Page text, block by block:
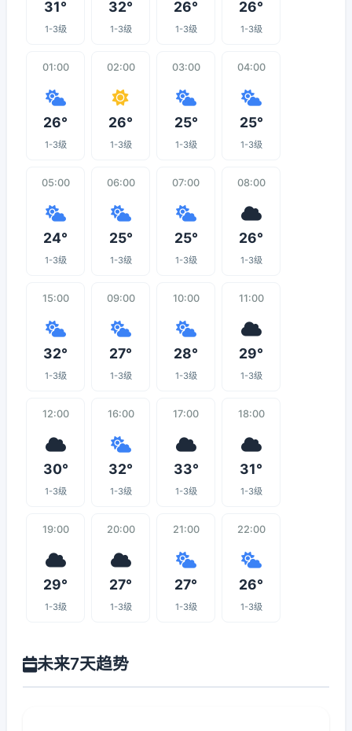
31°
1-3级
32°
1-3级
26°
1-3级
26°
1-3级
01:00
26°
1-3级
02:00
26°
1-3级
03:00
25°
1-3级
04:00
25°
1-3级
05:00
24°
1-3级
06:00
25°
1-3级
07:00
25°
1-3级
08:00
26°
1-3级
15:00
32°
1-3级
09:00
27°
1-3级
10:00
28°
1-3级
11:00
29°
1-3级
12:00
30°
1-3级
16:00
32°
1-3级
17:00
33°
1-3级
18:00
31°
1-3级
19:00
29°
1-3级
20:00
27°
1-3级
21:00
27°
1-3级
22:00
26°
1-3级
未来7天趋势